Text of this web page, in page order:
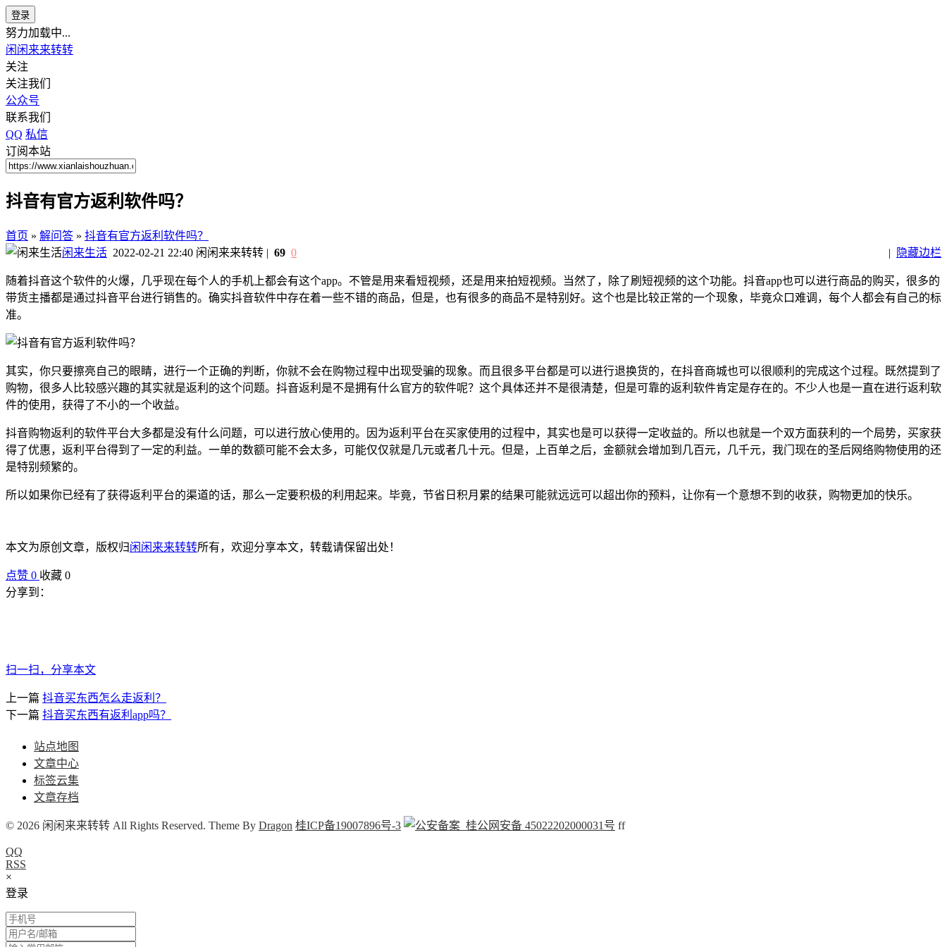
登录
努力加载中...
闲闲来来转转
关注
关注我们
公众号
联系我们
QQ 私信
订阅本站
抖音有官方返利软件吗？
首页 » 解问答 » 抖音有官方返利软件吗？
闲来生活 2022-02-21 22:40 闲闲来来转转 | 隐藏边栏
| 69 0
随着抖音这个软件的火爆，几乎现在每个人的手机上都会有这个app。不管是用来看短视频，还是用来拍短视频。当然了，除了刷短视频的这个功能。抖音app也可以进行商品的购买，很多的
带货主播都是通过抖音平台进行销售的。确实抖音软件中存在着一些不错的商品，但是，也有很多的商品不是特别好。这个也是比较正常的一个现象，毕竟众口难调，每个人都会有自己的标
准。
其实，你只要擦亮自己的眼睛，进行一个正确的判断，你就不会在购物过程中出现受骗的现象。而且很多平台都是可以进行退换货的，在抖音商城也可以很顺利的完成这个过程。既然提到了
购物，很多人比较感兴趣的其实就是返利的这个问题。抖音返利是不是拥有什么官方的软件呢？这个具体还并不是很清楚，但是可靠的返利软件肯定是存在的。不少人也是一直在进行返利软
件的使用，获得了不小的一个收益。
抖音购物返利的软件平台大多都是没有什么问题，可以进行放心使用的。因为返利平台在买家使用的过程中，其实也是可以获得一定收益的。所以也就是一个双方面获利的一个局势，买家获
得了优惠，返利平台得到了一定的利益。一单的数额可能不会太多，可能仅仅就是几元或者几十元。但是，上百单之后，金额就会增加到几百元，几千元，我门现在的圣后网络购物使用的还
是特别频繁的。
所以如果你已经有了获得返利平台的渠道的话，那么一定要积极的利用起来。毕竟，节省日积月累的结果可能就远远可以超出你的预料，让你有一个意想不到的收获，购物更加的快乐。
本文为原创文章，版权归闲闲来来转转所有，欢迎分享本文，转载请保留出处！
点赞 0 收藏 0
分享到：
扫一扫，分享本文
上一篇 抖音买东西怎么走返利？
下一篇 抖音买东西有返利app吗？
站点地图
文章中心
标签云集
文章存档
© 2026 闲闲来来转转 All Rights Reserved. Theme By Dragon 桂ICP备19007896号-3 桂公网安备 45022202000031号 ff
QQ
RSS
×
登录